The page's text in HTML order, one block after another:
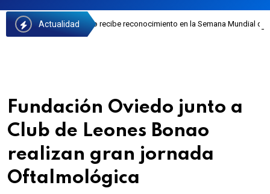
Actualidad
Castillo recibe reconocimiento en la Semana Mundial de la Lactancia
Fundación Oviedo junto a
Club de Leones Bonao
realizan gran jornada
Oftalmológica